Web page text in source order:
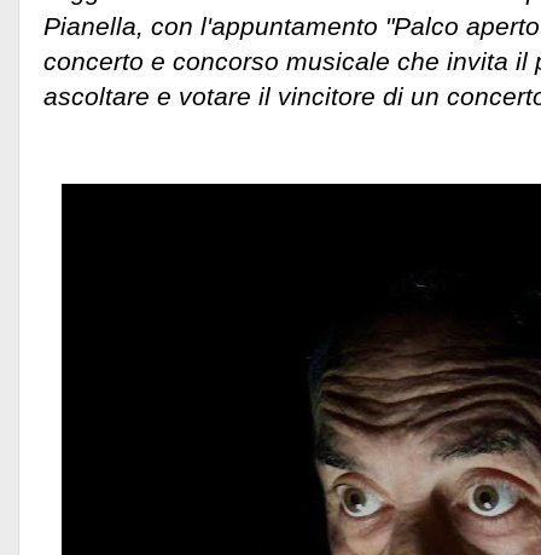
Pianella, con l'appuntamento "Palco
concerto e concorso musicale che invita il
ascoltare e votare il vincitore di un